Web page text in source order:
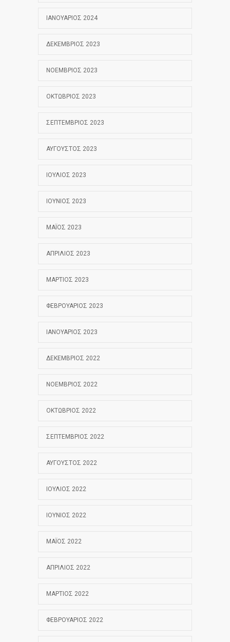
ΙΑΝΟΥΆΡΙΟΣ 2024
ΔΕΚΈΜΒΡΙΟΣ 2023
ΝΟΈΜΒΡΙΟΣ 2023
ΟΚΤΏΒΡΙΟΣ 2023
ΣΕΠΤΈΜΒΡΙΟΣ 2023
ΑΎΓΟΥΣΤΟΣ 2023
ΙΟΎΛΙΟΣ 2023
ΙΟΎΝΙΟΣ 2023
ΜΆΙΟΣ 2023
ΑΠΡΊΛΙΟΣ 2023
ΜΆΡΤΙΟΣ 2023
ΦΕΒΡΟΥΆΡΙΟΣ 2023
ΙΑΝΟΥΆΡΙΟΣ 2023
ΔΕΚΈΜΒΡΙΟΣ 2022
ΝΟΈΜΒΡΙΟΣ 2022
ΟΚΤΏΒΡΙΟΣ 2022
ΣΕΠΤΈΜΒΡΙΟΣ 2022
ΑΎΓΟΥΣΤΟΣ 2022
ΙΟΎΛΙΟΣ 2022
ΙΟΎΝΙΟΣ 2022
ΜΆΙΟΣ 2022
ΑΠΡΊΛΙΟΣ 2022
ΜΆΡΤΙΟΣ 2022
ΦΕΒΡΟΥΆΡΙΟΣ 2022